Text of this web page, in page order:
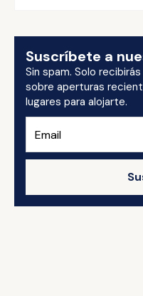
Suscríbete a
Sin spam. Solo
sobre aperturas
lugares para alojarte.